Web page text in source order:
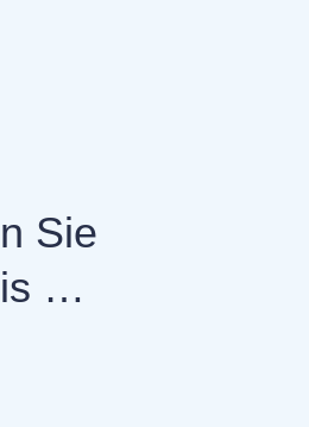
Sie
…